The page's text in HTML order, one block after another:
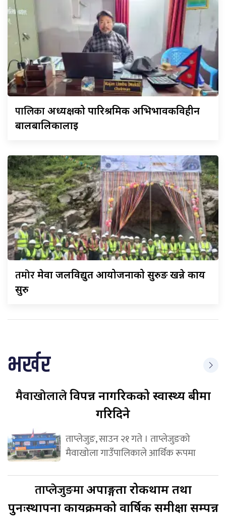
पालिकाअध्यक्षको पारिश्रमिक अभिभावकविहीन
बालबालिकालाई
तमोरमेवा जलविद्युत आयोजनाको सुरुङ खन्ने कार्य
सुरु
भर्खर
मैवाखोलालेविपन्न नागरिकको स्वास्थ्य बीमा
गरिदिने
ताप्लेजुङ, साउन २१ गते । ताप्लेजुङको
मैवाखोला गाउँपालिकाले आर्थिक रूपमा
ताप्लेजुङमाअपाङ्गता रोकथाम तथा
पुनःस्थापना कार्यक्रमको वार्षिक समीक्षा सम्पन्न